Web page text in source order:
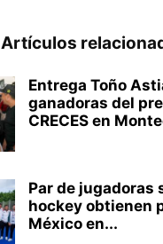
Artículos
Entrega Toño
ganadoras del
CRECES en
Par de jugadoras
hockey obtienen
México en...